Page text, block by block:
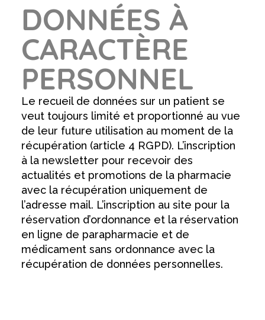
DONNÉES À
CARACTÈRE
PERSONNEL
Le recueil de données sur un patient se
veut toujours limité et proportionné au vue
de leur future utilisation au moment de la
récupération (article 4 RGPD). L’inscription
à la newsletter pour recevoir des
actualités et promotions de la pharmacie
avec la récupération uniquement de
l’adresse mail. L’inscription au site pour la
réservation d’ordonnance et la réservation
en ligne de parapharmacie et de
médicament sans ordonnance avec la
récupération de données personnelles.